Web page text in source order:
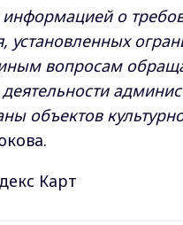
о
установленных
вопросам
объектов
Карт